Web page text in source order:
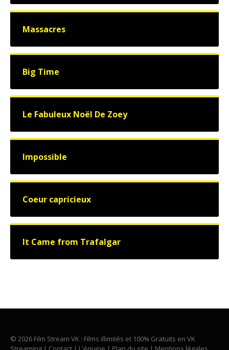
Massacres
Big Time
Le Fabuleux Noël De Zoey
Impossible
Coeur capricieux
It Came from Trafalgar
© 2026 Film Stream VK : Films illimités et 100% Gratuits en VK